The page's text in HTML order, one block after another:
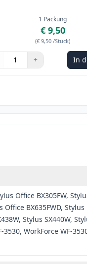
1 Packung
€ 9,50
(€ 9,50 /Stück)
Sie die Tasten, um
+
1 In
Office BX305FW,
BX635FWD,
Stylus SX440W,
WorkForce WF-